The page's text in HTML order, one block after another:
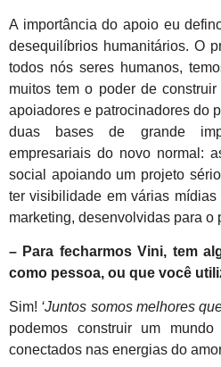
A importância do apoio eu
desequilíbrios humanitários. O
todos nós seres humanos,
muitos tem o poder de
apoiadores e patrocinadores do
duas bases de grande
empresariais do novo normal:
social apoiando um projeto
ter visibilidade em várias
marketing, desenvolvidas para o
– Para fecharmos Vini, tem
como pessoa, ou que você
Sim! ‘Juntos somos melhores
podemos construir um
conectados nas energias do